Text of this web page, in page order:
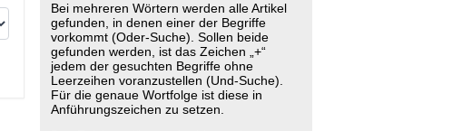
Bei mehreren Wörtern werden alle Artikel
gefunden, in denen einer der Begriffe
vorkommt (Oder-Suche). Sollen beide
gefunden werden, ist das Zeichen „+“
jedem der gesuchten Begriffe ohne
Leerzeihen voranzustellen (Und-Suche).
Für die genaue Wortfolge ist diese in
Anführungszeichen zu setzen.